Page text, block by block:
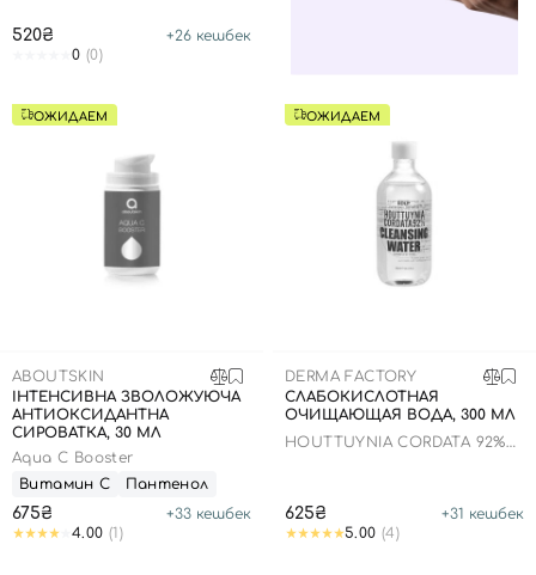
520₴ +26 кешбек
0 (0)
ОЖИДАЕМ
ABOUTSKIN
ІНТЕНСИВНА ЗВОЛОЖУЮЧА
АНТИОКСИДАНТНА
СИРОВАТКА, 30 МЛ
Aqua C Booster
Витамин С
Пантенол
675₴ +33 кешбек
4.00 (1)
ОЖИДАЕМ
DERMA FACTORY
СЛАБОКИСЛОТНАЯ
ОЧИЩАЮЩАЯ ВОДА, 300 МЛ
HOUTTUYNIA CORDATA 92%
625₴ +31 кешбек
5.00 (4)